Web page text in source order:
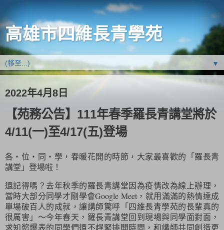
高雄市四維長青學苑
▼
2022年4月8日
【苑務公告】111年春季羅長青講堂將於
4/11(一)至4/17(五)登場
各‧位‧同‧學，春暖花開的時節，大家最喜歡的「羅長青
講堂」登場啦！
還記得嗎？去年秋季的羅長青講堂因為疫情改為線上辦理，
當時大部分同學才剛學會Google Meet，就用滿滿的熱情達成
單場破百人的成就，讓講師驚呼「四維長青學苑的長輩真的
很厲害」～今年春天，羅長青講堂回到現場與同學面對面，
求知慾爆表的同學們還不趕緊排開時間，和講師共同創造更